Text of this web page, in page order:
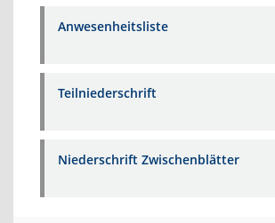
Anwesenheitsliste
Teilniederschrift
Niederschrift Zwischenblätter